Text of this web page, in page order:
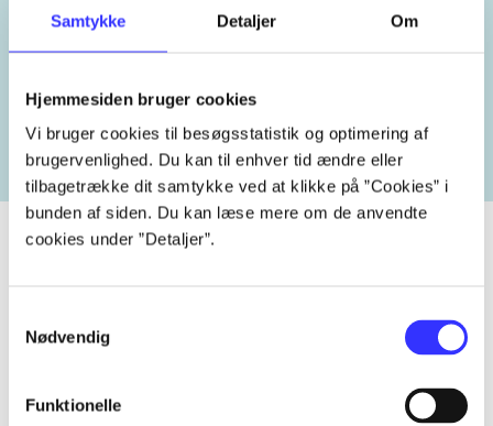
Samtykke Detaljer Om
Hjemmesiden bruger cookies
Vi bruger cookies til besøgsstatistik og optimering af
brugervenlighed. Du kan til enhver tid ændre eller
tilbagetrække dit samtykke ved at klikke på ”Cookies” i
bunden af siden. Du kan læse mere om de anvendte
cookies under ”Detaljer”.
Nødvendig
Funktionelle
Lignende emneord
heste børnebøger ridning
Artiklen er en del af